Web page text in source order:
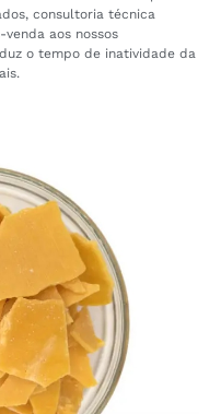
consultoria técnica
aos nossos
o tempo de inatividade da